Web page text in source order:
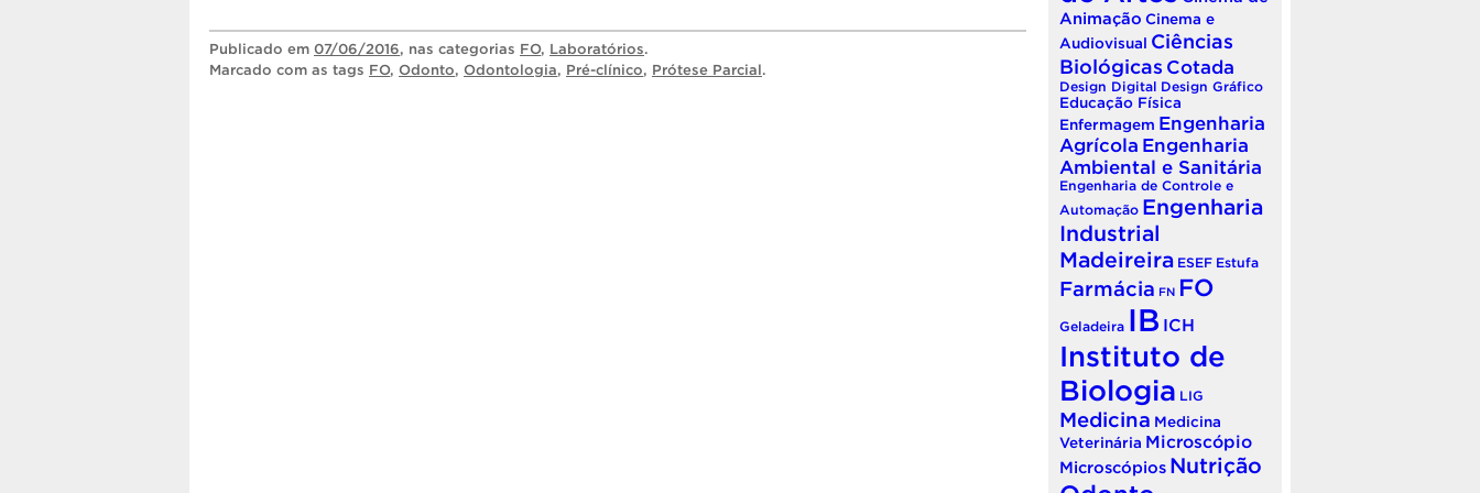
Publicado em 07/06/2016, nas categorias FO, Laboratórios.
Marcado com as tags FO, Odonto, Odontologia, Pré-clínico, Prótese Parcial.
Animação Cinema e
Audiovisual Ciências
Biológicas Cotada
Design Digital Design Gráfico
Educação Física
Enfermagem Engenharia
Agrícola Engenharia
Ambiental e Sanitária
Engenharia de Controle e
Automação Engenharia
Industrial
Madeireira ESEF Estufa
Farmácia FN FO
Geladeira IB ICH
Instituto de
Biologia LIG
Medicina Medicina
Veterinária Microscópio
Microscópios Nutrição